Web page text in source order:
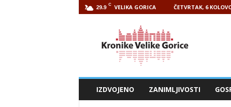
29.9 C VELIKA GORICA ČETVRTAK, 6
IZDVOJENO ZANIMLJIVOSTI